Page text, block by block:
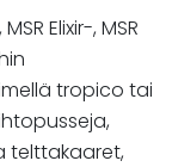
Elixir-, MSR
tropico tai
telttakaaret,